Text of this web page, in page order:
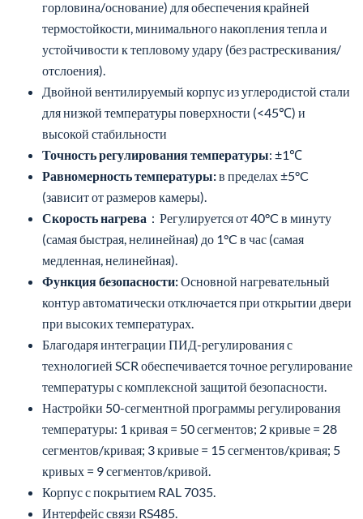
горловина/основание) для обеспечения крайней
термостойкости, минимального накопления тепла и
устойчивости к тепловому удару (без растрескивания/
отслоения).
Двойной вентилируемый корпус из углеродистой стали
для низкой температуры поверхности (<45℃) и
высокой стабильности
Точность регулирования температуры: ±1℃
Равномерность температуры:в пределах ±5°C
(зависит от размеров камеры).
Скорость нагрева ：Регулируется от 40°C в минуту
(самая быстрая, нелинейная) до 1°C в час (самая
медленная, нелинейная).
Функция безопасности:Основной нагревательный
контур автоматически отключается при открытии двери
при высоких температурах.
Благодаря интеграции ПИД-регулирования с
технологией SCR обеспечивается точное регулирование
температуры с комплексной защитой безопасности.
Настройки 50-сегментной программы регулирования
температуры: 1 кривая = 50 сегментов; 2 кривые = 28
сегментов/кривая; 3 кривые = 15 сегментов/кривая; 5
кривых = 9 сегментов/кривой.
Корпус с покрытием RAL 7035.
Интерфейс связи RS485.